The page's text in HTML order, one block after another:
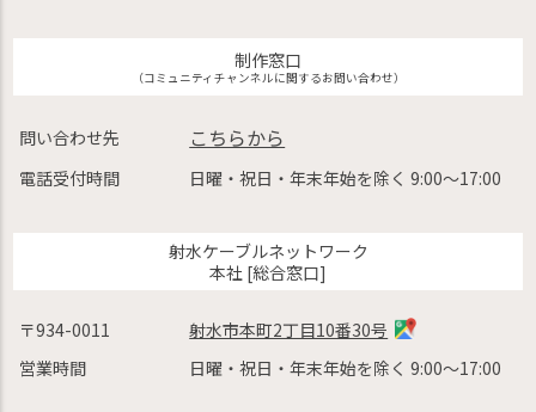
制作窓口
（コミュニティチャンネルに関するお問い合わせ）
問い合わせ先 こちらから
電話受付時間 日曜・祝日・年末年始を除く 9:00〜17:00
射水ケーブルネットワーク
本社 [総合窓口]
〒934-0011
射水市本町2丁目10番30号
営業時間
日曜・祝日・年末年始を除く 9:00〜17:00